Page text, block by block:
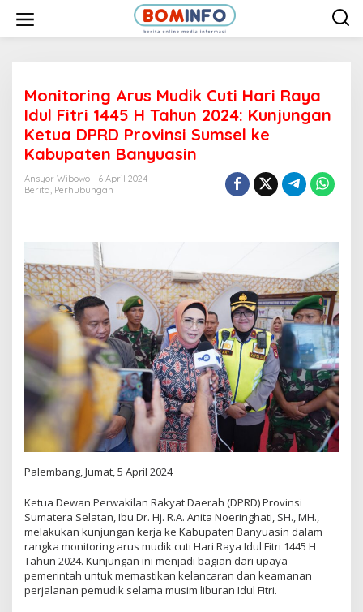
Monitoring Arus Mudik Cuti Hari Raya
Idul Fitri 1445 H Tahun 2024: Kunjungan
Ketua DPRD Provinsi Sumsel ke
Kabupaten Banyuasin
Ansyor Wibowo
6 April 2024
Berita, Perhubungan
Palembang, Jumat, 5 April 2024
Ketua Dewan Perwakilan Rakyat Daerah (DPRD) Provinsi
Sumatera Selatan, Ibu Dr. Hj. R.A. Anita Noeringhati, SH., MH.,
melakukan kunjungan kerja ke Kabupaten Banyuasin dalam
rangka monitoring arus mudik cuti Hari Raya Idul Fitri 1445 H
Tahun 2024. Kunjungan ini menjadi bagian dari upaya
pemerintah untuk memastikan kelancaran dan keamanan
perjalanan pemudik selama musim liburan Idul Fitri.